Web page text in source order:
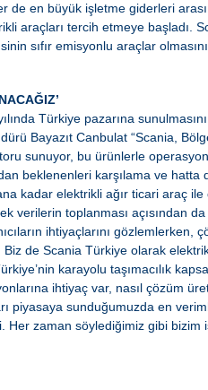
de en büyük işletme giderleri
araçları tercih etmeye başladı.
sıfır emisyonlu araçlar
Türkiye pazarına
Bayazıt Canbulat “Scania,
sunuyor, bu ürünlerle
beklenenleri karşılama ve hatta
kadar elektrikli ağır ticari araç
verilerin toplanması açısından
ihtiyaçlarını gözlemlerken,
de Scania Türkiye olarak
karayolu taşımacılık
ihtiyaç var, nasıl çözüm
piyasaya sunduğumuzda en
Her zaman söylediğimiz gibi bizim